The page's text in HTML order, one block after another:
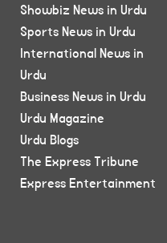
Showbiz News in Urdu
Sports News in Urdu
International News in
Urdu
Business News in Urdu
Urdu Magazine
Urdu Blogs
The Express Tribune
Express Entertainment